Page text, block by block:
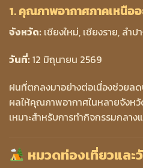
1. คุณภาพอากาศภาคเหนือ
จังหวัด: เชียงใหม่, เชียงราย, ลำป
วันที่: 12 มิถุนายน 2569
ฝนที่ตกลงมาอย่างต่อเนื่องช่วยล
ผลให้คุณภาพอากาศในหลายจังห
เหมาะสำหรับการทำกิจกรรมกลาง
หมวดท่องเที่ยวแล